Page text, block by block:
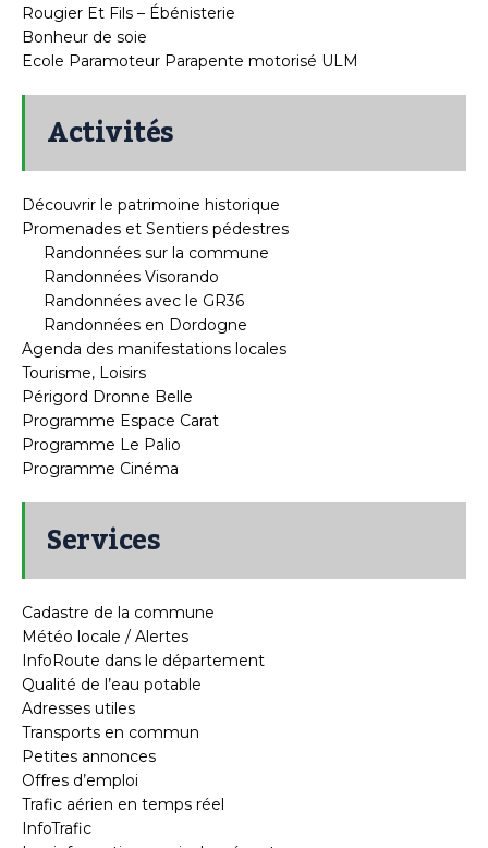
Rougier Et Fils – Ébénisterie
Bonheur de soie
Ecole Paramoteur Parapente motorisé ULM
Activités
Découvrir le patrimoine historique
Promenades et Sentiers pédestres
Randonnées sur la commune
Randonnées Visorando
Randonnées avec le GR36
Randonnées en Dordogne
Agenda des manifestations locales
Tourisme, Loisirs
Périgord Dronne Belle
Programme Espace Carat
Programme Le Palio
Programme Cinéma
Services
Cadastre de la commune
Météo locale / Alertes
InfoRoute dans le département
Qualité de l’eau potable
Adresses utiles
Transports en commun
Petites annonces
Offres d’emploi
Trafic aérien en temps réel
InfoTrafic